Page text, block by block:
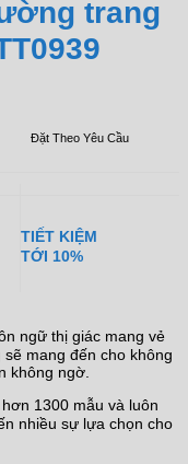
trang
Đặt Theo Yêu Cầu
TIẾT KIỆM
TỚI 10%
ngữ thị giác mang vẻ
mang đến cho không
không ngờ.
1300 mẫu và luôn
nhiều sự lựa chọn cho